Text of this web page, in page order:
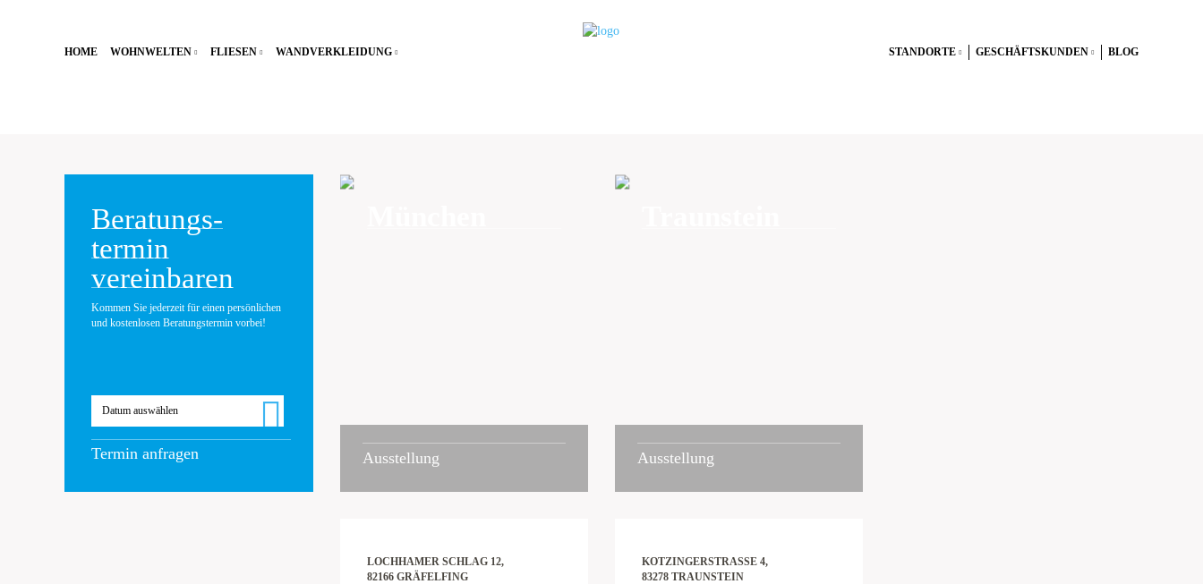
HOME WOHNWELTEN FLIESEN WANDVERKLEIDUNG STANDORTE GESCHÄFTSKUNDEN BLOG
Beratungs-
termin
vereinbaren
Kommen Sie jederzeit für einen persönlichen
und kostenlosen Beratungstermin vorbei!
Datum auswählen
Termin anfragen Ausstellung
LOCHHAMER SCHLAG 12,
82166 GRÄFELFING
Ausstellung
KOTZINGERSTRASSE 4,
83278 TRAUNSTEIN